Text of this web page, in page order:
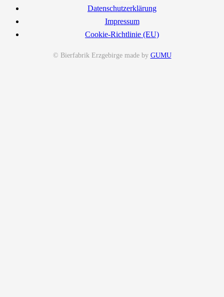
Datenschutzerklärung
Impressum
Cookie-Richtlinie (EU)
© Bierfabrik Erzgebirge made by GUMU